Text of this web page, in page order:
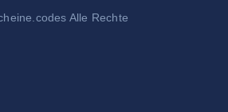
Alle Rechte